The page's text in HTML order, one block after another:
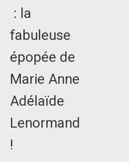
: la
fabuleuse
épopée de
Marie Anne
Adélaïde
Lenormand
!